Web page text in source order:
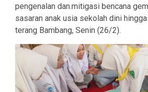
pengenalan dan.mitigasi bencana
sasaran anak usia sekolah dini
terang Bambang, Senin (26/2).